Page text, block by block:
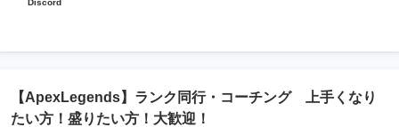
Discord
【ApexLegends】ランク同行・コーチング 上手くなり
たい方！盛りたい方！大歓迎！